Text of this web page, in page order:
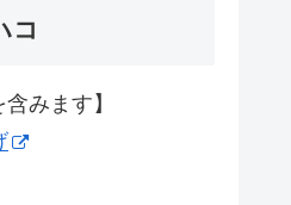
コ
みます】